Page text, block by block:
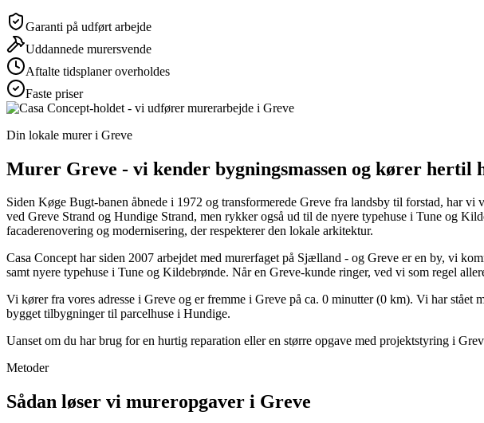
Garanti på udført arbejde
Uddannede murersvende
Aftalte tidsplaner overholdes
Faste priser
Din lokale murer i Greve
Murer Greve - vi kender bygningsmassen og kører hertil
Siden Køge Bugt-banen åbnede i 1972 og transformerede Greve fra landsby til forstad, har
ved Greve Strand og Hundige Strand, men rykker også ud til de nyere typehuse i Tune og
facaderenovering og modernisering, der respekterer den lokale arkitektur.
Casa Concept har siden 2007 arbejdet med murerfaget på Sjælland - og Greve er en by, vi
samt nyere typehuse i Tune og Kildebrønde. Når en Greve-kunde ringer, ved vi som regel
Vi kører fra vores adresse i Greve og er fremme i Greve på ca. 0 minutter (0 km). Vi har
bygget tilbygninger til parcelhuse i Hundige.
Uanset om du har brug for en hurtig reparation eller en større opgave med projektstyring i
Metoder
Sådan løser vi mureropgaver i Greve